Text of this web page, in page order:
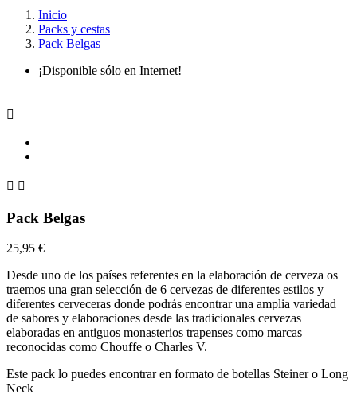
Inicio
Packs y cestas
Pack Belgas
¡Disponible sólo en Internet!

 
Pack Belgas
25,95 €
Desde uno de los países referentes en la elaboración de cerveza os
traemos una gran selección de 6 cervezas de diferentes estilos y
diferentes cerveceras donde podrás encontrar una amplia variedad
de sabores y elaboraciones desde las tradicionales cervezas
elaboradas en antiguos monasterios trapenses como marcas
reconocidas como Chouffe o Charles V.
Este pack lo puedes encontrar en formato de botellas Steiner o Long
Neck